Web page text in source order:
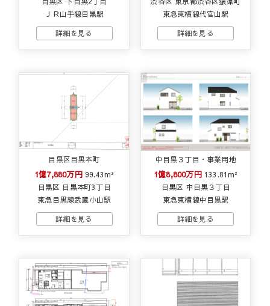
ＪＲ山手線目黒駅
東急東横線代官山駅
目黒区目黒本町
1億7,880万円 99.43m²
目黒区 目黒本町3丁目
東急目黒線武蔵小山駅
中目黒３丁目・事業用地
1億8,800万円 133.81m²
目黒区 中目黒３丁目
東急東横線中目黒駅